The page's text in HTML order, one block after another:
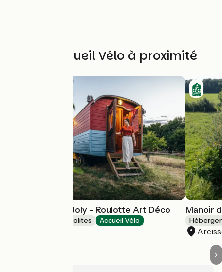
Autres Accueil Vélo à proximité
Manoir du Bois Joly - Roulotte Art Déco
Hébergements insolites Accueil Vélo
Manoir